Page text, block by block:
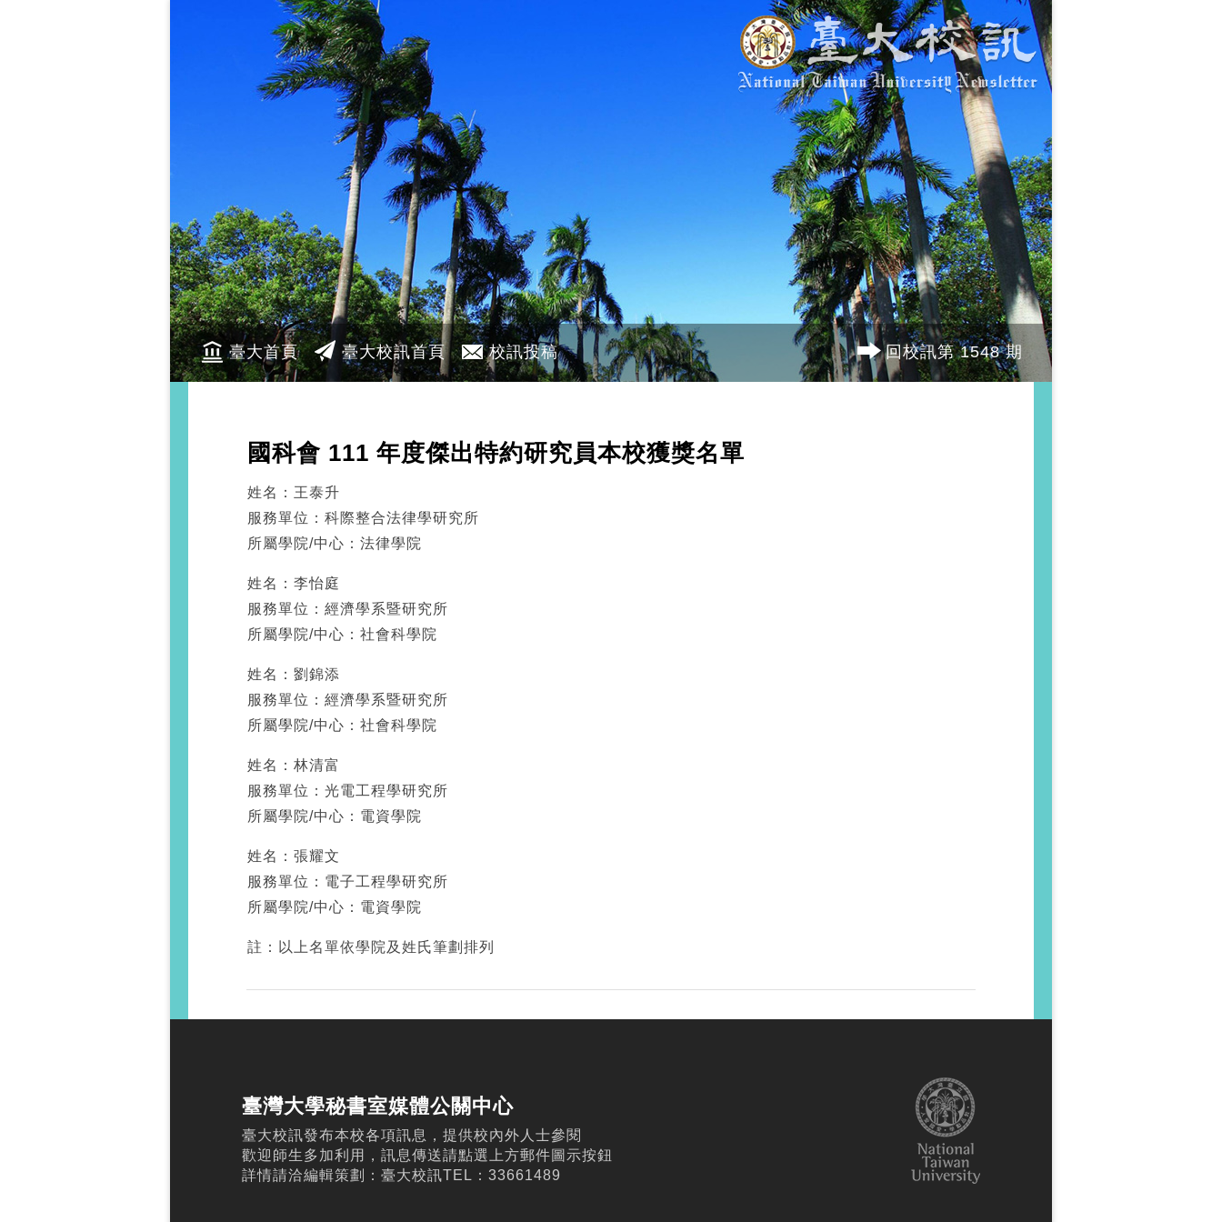
臺大首頁 臺大校訊首頁 校訊投稿 回校訊第 1548 期
國科會 111 年度傑出特約研究員本校獲獎名單
姓名：王泰升
服務單位：科際整合法律學研究所
所屬學院/中心：法律學院
姓名：李怡庭
服務單位：經濟學系暨研究所
所屬學院/中心：社會科學院
姓名：劉錦添
服務單位：經濟學系暨研究所
所屬學院/中心：社會科學院
姓名：林清富
服務單位：光電工程學研究所
所屬學院/中心：電資學院
姓名：張耀文
服務單位：電子工程學研究所
所屬學院/中心：電資學院
註：以上名單依學院及姓氏筆劃排列
臺灣大學秘書室媒體公關中心
臺大校訊發布本校各項訊息，提供校內外人士參閱
歡迎師生多加利用，訊息傳送請點選上方郵件圖示按鈕
詳情請洽編輯策劃：臺大校訊TEL：33661489